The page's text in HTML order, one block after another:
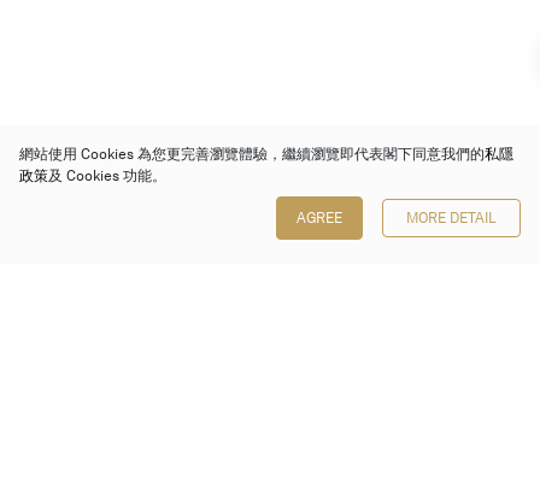
網站使用 Cookies 為您更完善瀏覽體驗，繼續瀏覽即代表閣下同意我們的私隱
政策及 Cookies 功能。
AGREE MORE DETAIL